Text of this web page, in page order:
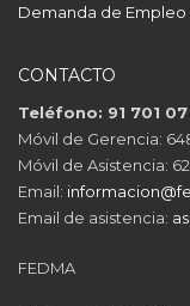
Demanda de Empleo
CONTACTO
Teléfono: 91 701
Móvil de Gerencia:
Móvil de Asistencia:
Email:
Email de asistencia:
FEDMA